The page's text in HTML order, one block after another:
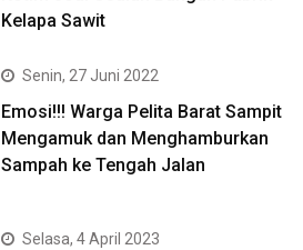
Kelapa Sawit
Senin, 27 Juni 2022
Emosi!!! Warga Pelita Barat Sampit
Mengamuk dan Menghamburkan
Sampah ke Tengah Jalan
Selasa, 4 April 2023